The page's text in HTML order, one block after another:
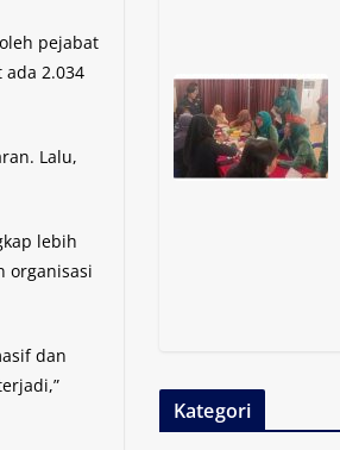
pejabat
ada 2.034
Lalu,
lebih
organisasi
dan
Kategori